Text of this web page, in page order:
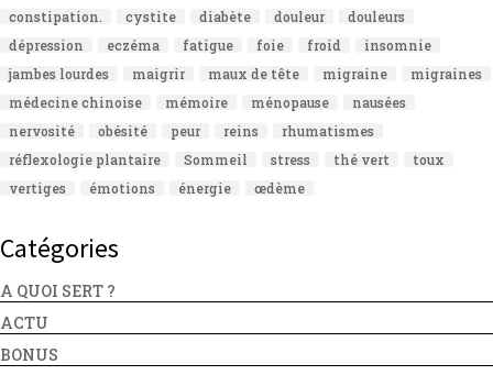
constipation.
cystite diabète douleur
douleurs
dépression
eczéma fatigue foie froid
insomnie
jambes lourdes
maigrir maux de tête migraine
migraines
médecine chinoise
mémoire ménopause
nausées
nervosité
obésité peur reins
rhumatismes
réflexologie plantaire
Sommeil stress thé vert
toux
vertiges
émotions énergie œdème
Catégories
A QUOI SERT ?
ACTU
BONUS